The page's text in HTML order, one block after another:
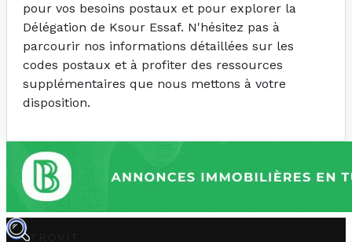
pour vos besoins postaux et pour explorer la
Délégation de Ksour Essaf. N'hésitez pas à
parcourir nos informations détaillées sur les
codes postaux et à profiter des ressources
supplémentaires que nous mettons à votre
disposition.
TROVIT